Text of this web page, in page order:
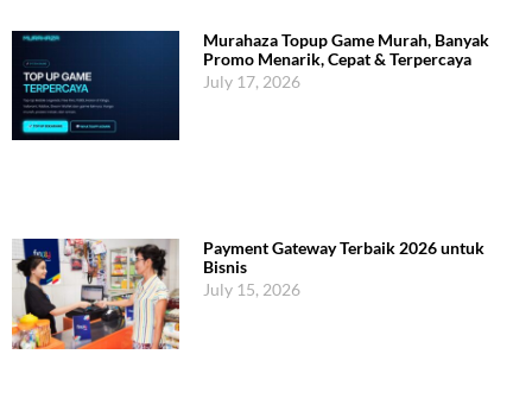
Murahaza Topup Game Murah, Banyak
Promo Menarik, Cepat & Terpercaya
July 17, 2026
Payment Gateway Terbaik 2026 untuk
Bisnis
July 15, 2026